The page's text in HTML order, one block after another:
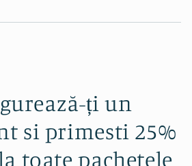
ți un
si primesti 25%
toate pachetele